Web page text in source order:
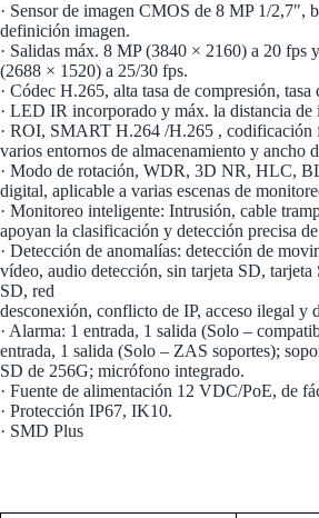
· Sensor de imagen CMOS de 8 MP 1/2,7″,
definición imagen.
· Salidas máx. 8 MP (3840 × 2160) a 20 fps
(2688 × 1520) a 25/30 fps.
· Códec H.265, alta tasa de compresión, tasa
· LED IR incorporado y máx. la distancia de
· ROI, SMART H.264 /H.265 , codificación
varios entornos de almacenamiento y ancho
· Modo de rotación, WDR, 3D NR, HLC,
digital, aplicable a varias escenas de
· Monitoreo inteligente: Intrusión, cable
apoyan la clasificación y detección precisa
· Detección de anomalías: detección de
vídeo, audio detección, sin tarjeta SD, tarjeta
SD, red
desconexión, conflicto de IP, acceso ilegal y
· Alarma: 1 entrada, 1 salida (Solo –
entrada, 1 salida (Solo – ZAS soportes);
SD de 256G; micrófono integrado.
· Fuente de alimentación 12 VDC/PoE, de
· Protección IP67, IK10.
· SMD Plus